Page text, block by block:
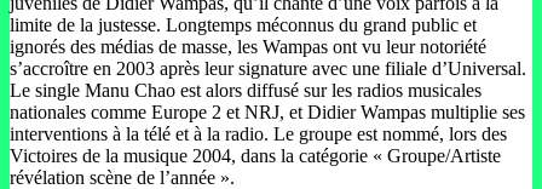
limite de la justesse. Longtemps méconnus du grand public et
ignorés des médias de masse, les Wampas ont vu leur notoriété
s’accroître en 2003 après leur signature avec une filiale d’Universal.
Le single Manu Chao est alors diffusé sur les radios musicales
nationales comme Europe 2 et NRJ, et Didier Wampas multiplie ses
interventions à la télé et à la radio. Le groupe est nommé, lors des
Victoires de la musique 2004, dans la catégorie « Groupe/Artiste
révélation scène de l’année ».